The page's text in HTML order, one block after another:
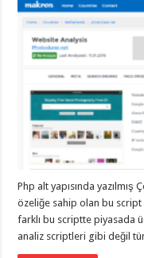
Php alt yapısında
özeliğe sahip olan bu
farklı bu scriptte piyasada
analiz scriptleri gibi değil